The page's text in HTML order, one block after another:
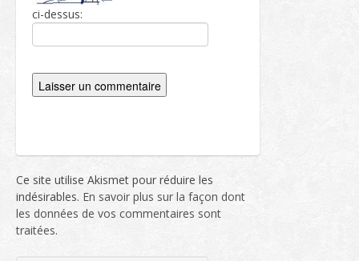
ci-dessus:
Ce site utilise Akismet pour réduire les
indésirables. En savoir plus sur la façon dont
les données de vos commentaires sont
traitées.